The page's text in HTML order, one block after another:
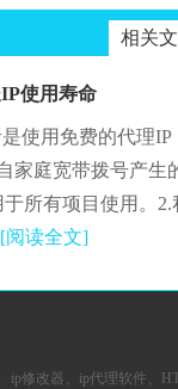
相关
使用寿命
使用免费的代理
家庭宽带拨号产
所有项目使用。
[阅读全文]
ip修改器、 ip代理软件